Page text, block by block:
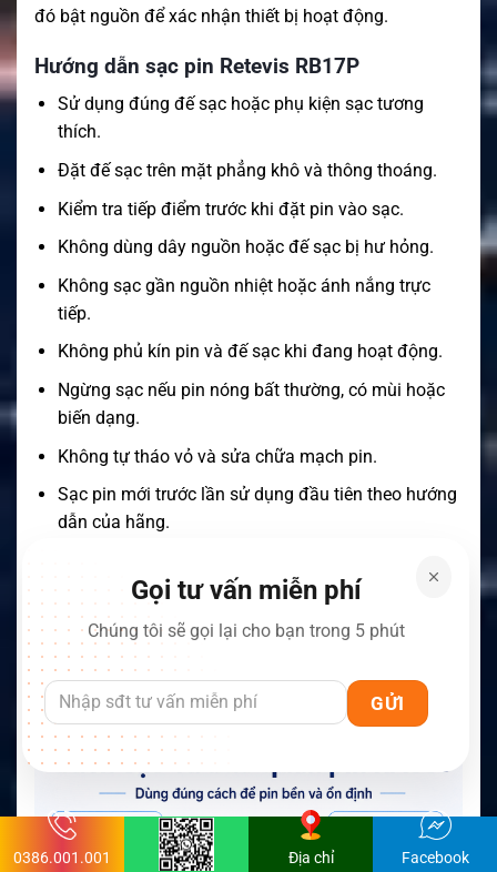
đó bật nguồn để xác nhận thiết bị hoạt động.
Hướng dẫn sạc pin Retevis RB17P
Sử dụng đúng đế sạc hoặc phụ kiện sạc tương
thích.
Đặt đế sạc trên mặt phẳng khô và thông thoáng.
Kiểm tra tiếp điểm trước khi đặt pin vào sạc.
Không dùng dây nguồn hoặc đế sạc bị hư hỏng.
Không sạc gần nguồn nhiệt hoặc ánh nắng trực
tiếp.
Không phủ kín pin và đế sạc khi đang hoạt động.
Ngừng sạc nếu pin nóng bất thường, có mùi hoặc
biến dạng.
Không tự tháo vỏ và sửa chữa mạch pin.
Sạc pin mới trước lần sử dụng đầu tiên theo hướng
dẫn của hãng.
Retevis khuyến nghị sạc đầy pin trước lần sử dụng
đầu tiên, bảo quản pin ở nơi khô và mát, đồng thời
tháo pin khỏi bộ đàm khi không sử dụng trong thời
gian dài.
Cách bảo quản pin khi không sử dụng
Gọi tư vấn miễn phí
Chúng tôi sẽ gọi lại cho bạn trong 5 phút
0386.001.001 Địa chỉ Facebook